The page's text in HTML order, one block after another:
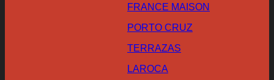
FRANCE MAISON
PORTO CRUZ
TERRAZAS
LAROCA